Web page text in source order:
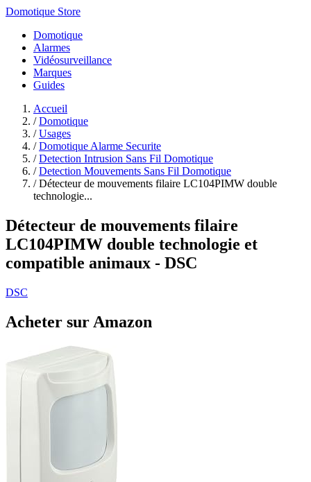
Domotique Store
Domotique
Alarmes
Vidéosurveillance
Marques
Guides
Accueil
/ Domotique
/ Usages
/ Domotique Alarme Securite
/ Detection Intrusion Sans Fil Domotique
/ Detection Mouvements Sans Fil Domotique
/ Détecteur de mouvements filaire LC104PIMW double
technologie...
Détecteur de mouvements filaire
LC104PIMW double technologie et
compatible animaux - DSC
DSC
Acheter sur Amazon